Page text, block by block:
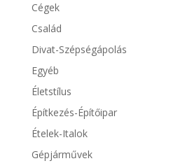
Cégek
Család
Divat-Szépségápolás
Egyéb
Életstílus
Építkezés-Építőipar
Ételek-Italok
Gépjárművek